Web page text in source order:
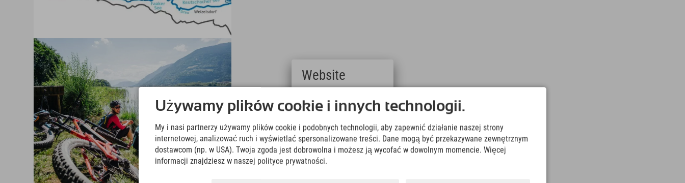
Używamy plików cookie i innych technologii.
My i nasi partnerzy używamy plików cookie i podobnych technologii, aby zapewnić działanie naszej strony
internetowej, analizować ruch i wyświetlać spersonalizowane treści. Dane mogą być przekazywane zewnętrznym
dostawcom (np. w USA). Twoja zgoda jest dobrowolna i możesz ją wycofać w dowolnym momencie. Więcej
informacji znajdziesz w naszej polityce prywatności.
Website
Deutsch
(German)
(English)
Italiano
(Italian)
Čeština